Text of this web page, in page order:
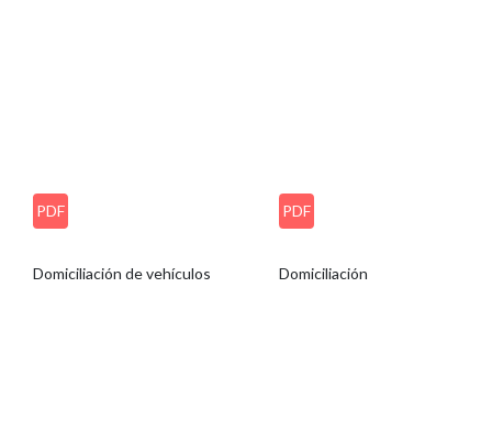
PDF
Domiciliación de vehículos
PDF
Domiciliación